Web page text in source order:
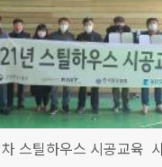
스틸하우스 시공교육